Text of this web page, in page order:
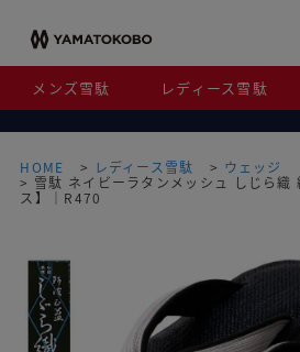
メンズ雪駄 レディース雪駄
HOME レディース雪駄
ウェッジ
雪駄 ネイビーラタンメッシュ しじら織
ス】｜R470